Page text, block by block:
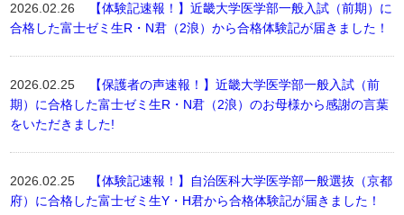
2026.02.26
【体験記速報！】近畿大学医学部一般入試（前期）に
合格した富士ゼミ生R・N君（2浪）から合格体験記が届きました！
2026.02.25
【保護者の声速報！】近畿大学医学部一般入試（前
期）に合格した富士ゼミ生R・N君（2浪）のお母様から感謝の言葉
をいただきました!
2026.02.25
【体験記速報！】自治医科大学医学部一般選抜（京都
府）に合格した富士ゼミ生Y・H君から合格体験記が届きました！